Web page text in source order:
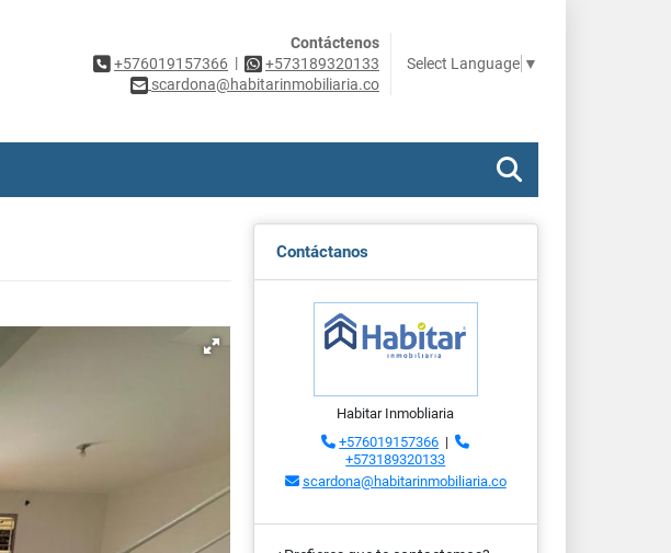
Contáctenos
+576019157366 |
+573189320133
scardona@habitarinmobiliaria.co
Select Language ▼
Contáctanos
Habitar Inmobliaria
+576019157366 |
+573189320133
scardona@habitarinmobiliaria.co